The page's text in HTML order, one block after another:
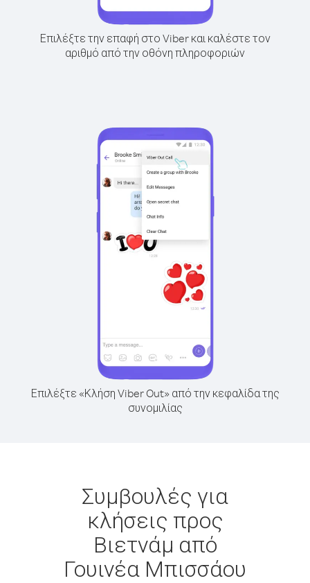
Επιλέξτε την επαφή στο Viber και καλέστε τον
αριθμό από την οθόνη πληροφοριών
Επιλέξτε «Κλήση Viber Out» από την κεφαλίδα της
συνομιλίας
Συμβουλές για
κλήσεις προς
Βιετνάμ από
Γουινέα Μπισσάου